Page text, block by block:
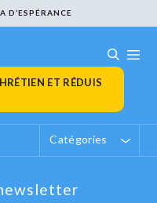
D’ESPÉRANCE
ET RÉDUIS
Catégories